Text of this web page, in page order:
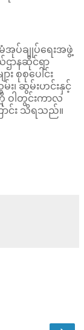
အုပ်ချုပ်ရေးအဖွဲ့
ဌာနဆိုင်ရာ
း စုစုပေါင်း
း၊ ဆွမ်းဟင်းနှင့်
ဝါတွင်းကာလ
ာင်း သိရသည်။